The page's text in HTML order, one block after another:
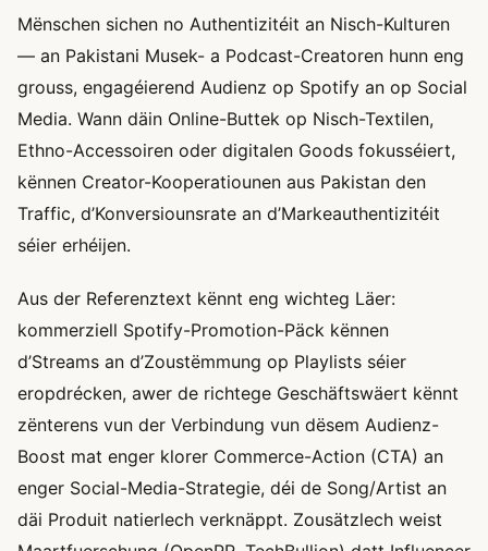
Mënschen sichen no Authentizitéit an Nisch-Kulturen
— an Pakistani Musek- a Podcast-Creatoren hunn eng
grouss, engagéierend Audienz op Spotify an op Social
Media. Wann däin Online-Buttek op Nisch-Textilen,
Ethno-Accessoiren oder digitalen Goods fokusséiert,
kënnen Creator-Kooperatiounen aus Pakistan den
Traffic, d’Konversiounsrate an d’Markeauthentizitéit
séier erhéijen.
Aus der Referenztext kënnt eng wichteg Läer:
kommerziell Spotify-Promotion-Päck kënnen
d’Streams an d’Zoustëmmung op Playlists séier
eropdrécken, awer de richtege Geschäftswäert kënnt
zënterens vun der Verbindung vun dësem Audienz-
Boost mat enger klorer Commerce-Action (CTA) an
enger Social-Media-Strategie, déi de Song/Artist an
däi Produit natierlech verknäppt. Zousätzlech weist